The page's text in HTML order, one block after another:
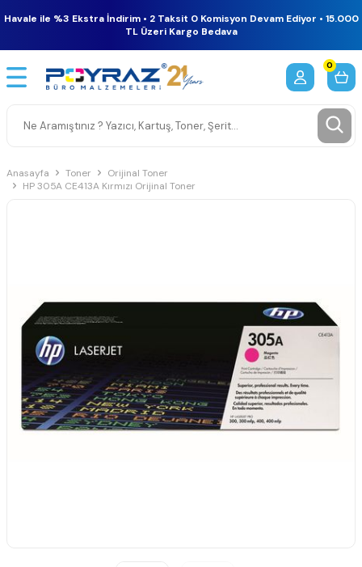
Havale ile %3 Ekstra İndirim • 2 Taksit 0 Komisyon Devam Ediyor • 15.000
TL Üzeri Kargo Bedava
0
Anasayfa Toner
Orijinal Toner
HP 305A CE413A Kırmızı Orijinal Toner